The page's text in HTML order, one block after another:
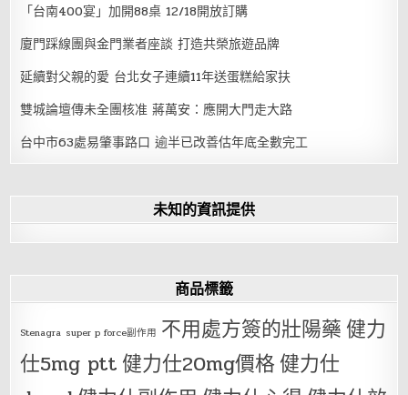
「台南400宴」加開88桌 12/18開放訂購
廈門踩線團與金門業者座談 打造共榮旅遊品牌
延續對父親的愛 台北女子連續11年送蛋糕給家扶
雙城論壇傳未全團核准 蔣萬安：應開大門走大路
台中市63處易肇事路口 逾半已改善估年底全數完工
未知的資訊提供
商品標籤
Stenagra super p force副作用 不用處方簽的壯陽藥健力
仕5mg ptt健力仕20mg價格健力仕